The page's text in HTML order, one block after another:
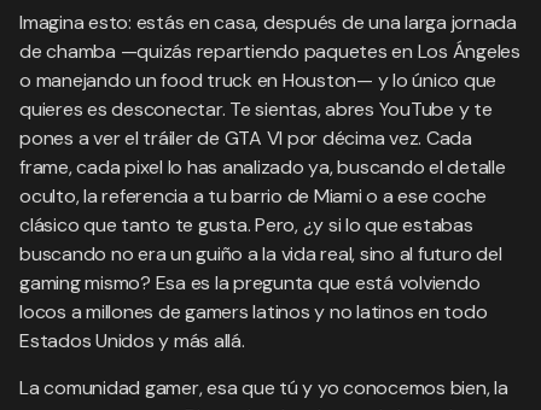
Imagina esto: estás en casa, después de una larga jornada
de chamba —quizás repartiendo paquetes en Los Ángeles
o manejando un food truck en Houston— y lo único que
quieres es desconectar. Te sientas, abres YouTube y te
pones a ver el tráiler de GTA VI por décima vez. Cada
frame, cada pixel lo has analizado ya, buscando el detalle
oculto, la referencia a tu barrio de Miami o a ese coche
clásico que tanto te gusta. Pero, ¿y si lo que estabas
buscando no era un guiño a la vida real, sino al futuro del
gaming mismo? Esa es la pregunta que está volviendo
locos a millones de gamers latinos y no latinos en todo
Estados Unidos y más allá.
La comunidad gamer, esa que tú y yo conocemos bien, la